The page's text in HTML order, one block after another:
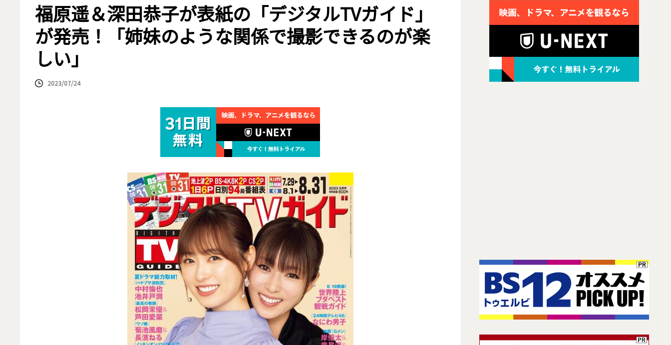
福原遥＆深田恭子が表紙の「デジタルTVガイド」
が発売！「姉妹のような関係で撮影できるのが楽
しい」
2023/07/24